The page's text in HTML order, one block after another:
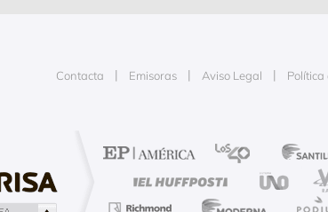
Contacta Emisoras Aviso Legal